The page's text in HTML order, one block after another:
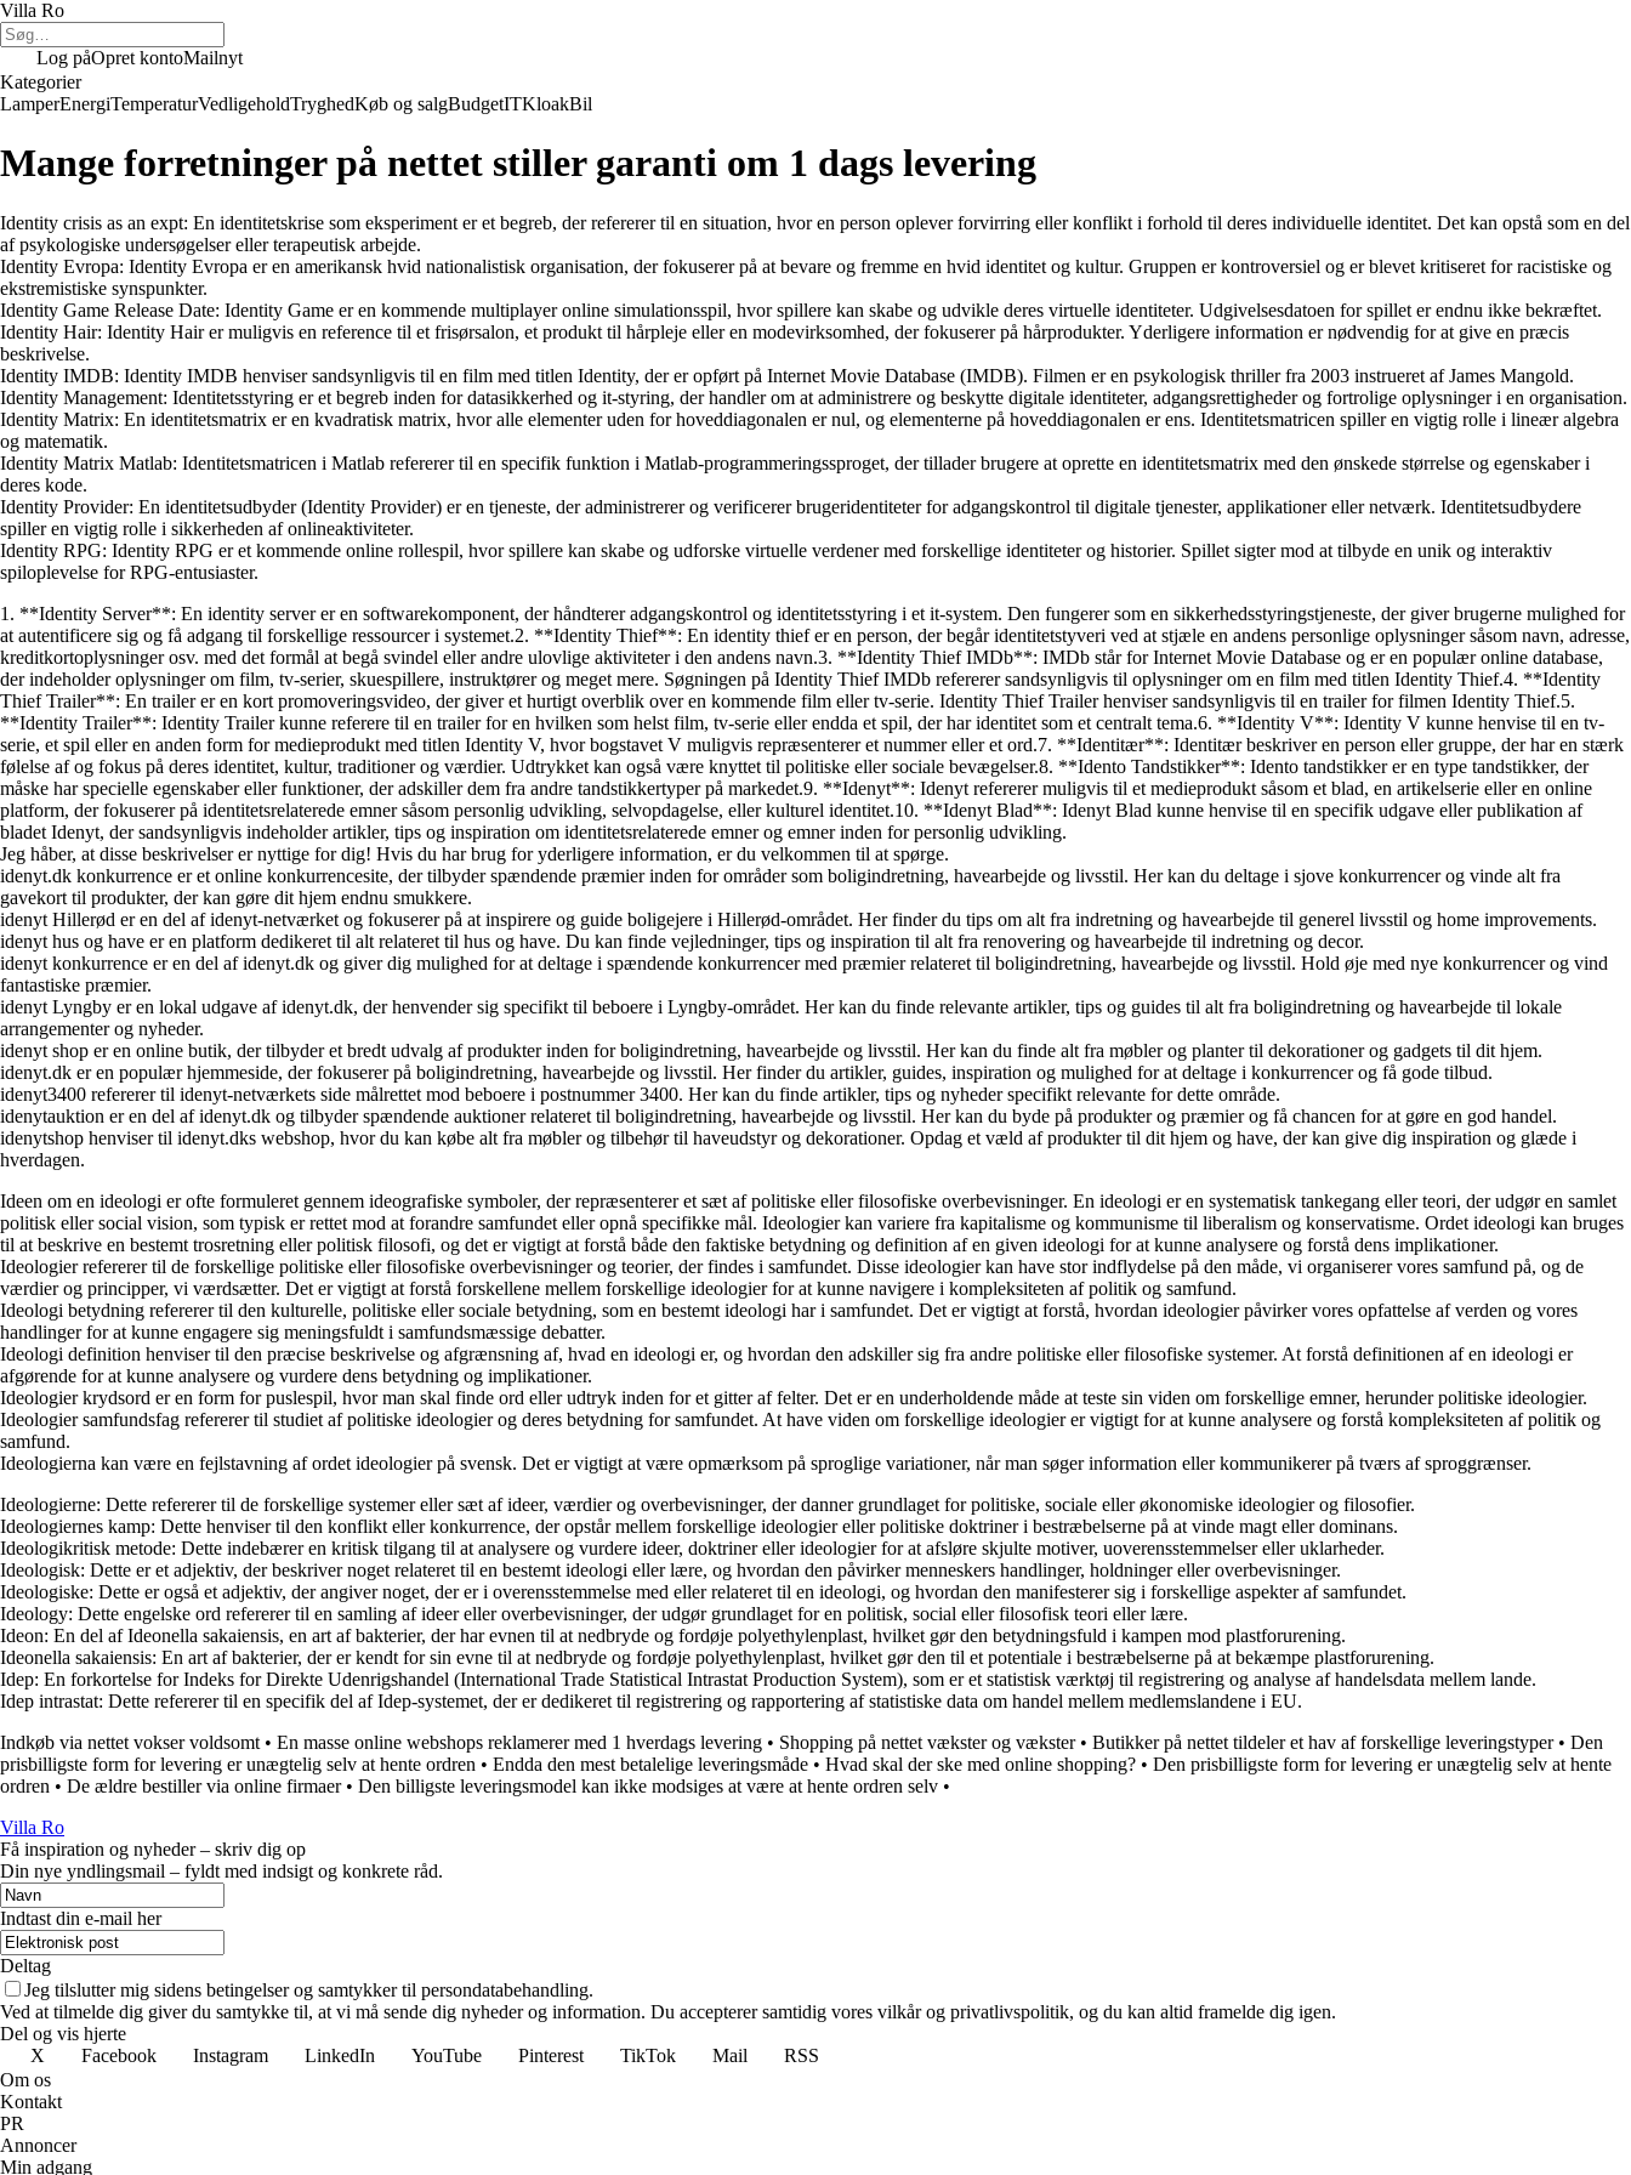
Villa Ro
Log påOpret kontoMailnyt
Kategorier
LamperEnergiTemperaturVedligeholdTryghedKøb og salgBudgetITKloakBil
Mange forretninger på nettet stiller garanti om 1 dags levering
Identity crisis as an expt: En identitetskrise som eksperiment er et begreb, der refererer til en situation, hvor en person oplever forvirring eller konflikt i forhold til deres individuelle identitet. Det kan opstå som en del
af psykologiske undersøgelser eller terapeutisk arbejde.
Identity Evropa: Identity Evropa er en amerikansk hvid nationalistisk organisation, der fokuserer på at bevare og fremme en hvid identitet og kultur. Gruppen er kontroversiel og er blevet kritiseret for racistiske og
ekstremistiske synspunkter.
Identity Game Release Date: Identity Game er en kommende multiplayer online simulationsspil, hvor spillere kan skabe og udvikle deres virtuelle identiteter. Udgivelsesdatoen for spillet er endnu ikke bekræftet.
Identity Hair: Identity Hair er muligvis en reference til et frisørsalon, et produkt til hårpleje eller en modevirksomhed, der fokuserer på hårprodukter. Yderligere information er nødvendig for at give en præcis
beskrivelse.
Identity IMDB: Identity IMDB henviser sandsynligvis til en film med titlen Identity, der er opført på Internet Movie Database (IMDB). Filmen er en psykologisk thriller fra 2003 instrueret af James Mangold.
Identity Management: Identitetsstyring er et begreb inden for datasikkerhed og it-styring, der handler om at administrere og beskytte digitale identiteter, adgangsrettigheder og fortrolige oplysninger i en organisation.
Identity Matrix: En identitetsmatrix er en kvadratisk matrix, hvor alle elementer uden for hoveddiagonalen er nul, og elementerne på hoveddiagonalen er ens. Identitetsmatricen spiller en vigtig rolle i lineær algebra
og matematik.
Identity Matrix Matlab: Identitetsmatricen i Matlab refererer til en specifik funktion i Matlab-programmeringssproget, der tillader brugere at oprette en identitetsmatrix med den ønskede størrelse og egenskaber i
deres kode.
Identity Provider: En identitetsudbyder (Identity Provider) er en tjeneste, der administrerer og verificerer brugeridentiteter for adgangskontrol til digitale tjenester, applikationer eller netværk. Identitetsudbydere
spiller en vigtig rolle i sikkerheden af onlineaktiviteter.
Identity RPG: Identity RPG er et kommende online rollespil, hvor spillere kan skabe og udforske virtuelle verdener med forskellige identiteter og historier. Spillet sigter mod at tilbyde en unik og interaktiv
spiloplevelse for RPG-entusiaster.
1. **Identity Server**: En identity server er en softwarekomponent, der håndterer adgangskontrol og identitetsstyring i et it-system. Den fungerer som en sikkerhedsstyringstjeneste, der giver brugerne mulighed for
at autentificere sig og få adgang til forskellige ressourcer i systemet.2. **Identity Thief**: En identity thief er en person, der begår identitetstyveri ved at stjæle en andens personlige oplysninger såsom navn, adresse,
kreditkortoplysninger osv. med det formål at begå svindel eller andre ulovlige aktiviteter i den andens navn.3. **Identity Thief IMDb**: IMDb står for Internet Movie Database og er en populær online database,
der indeholder oplysninger om film, tv-serier, skuespillere, instruktører og meget mere. Søgningen på Identity Thief IMDb refererer sandsynligvis til oplysninger om en film med titlen Identity Thief.4. **Identity
Thief Trailer**: En trailer er en kort promoveringsvideo, der giver et hurtigt overblik over en kommende film eller tv-serie. Identity Thief Trailer henviser sandsynligvis til en trailer for filmen Identity Thief.5.
**Identity Trailer**: Identity Trailer kunne referere til en trailer for en hvilken som helst film, tv-serie eller endda et spil, der har identitet som et centralt tema.6. **Identity V**: Identity V kunne henvise til en tv-
serie, et spil eller en anden form for medieprodukt med titlen Identity V, hvor bogstavet V muligvis repræsenterer et nummer eller et ord.7. **Identitær**: Identitær beskriver en person eller gruppe, der har en stærk
følelse af og fokus på deres identitet, kultur, traditioner og værdier. Udtrykket kan også være knyttet til politiske eller sociale bevægelser.8. **Idento Tandstikker**: Idento tandstikker er en type tandstikker, der
måske har specielle egenskaber eller funktioner, der adskiller dem fra andre tandstikkertyper på markedet.9. **Idenyt**: Idenyt refererer muligvis til et medieprodukt såsom et blad, en artikelserie eller en online
platform, der fokuserer på identitetsrelaterede emner såsom personlig udvikling, selvopdagelse, eller kulturel identitet.10. **Idenyt Blad**: Idenyt Blad kunne henvise til en specifik udgave eller publikation af
bladet Idenyt, der sandsynligvis indeholder artikler, tips og inspiration om identitetsrelaterede emner og emner inden for personlig udvikling.
Jeg håber, at disse beskrivelser er nyttige for dig! Hvis du har brug for yderligere information, er du velkommen til at spørge.
idenyt.dk konkurrence er et online konkurrencesite, der tilbyder spændende præmier inden for områder som boligindretning, havearbejde og livsstil. Her kan du deltage i sjove konkurrencer og vinde alt fra
gavekort til produkter, der kan gøre dit hjem endnu smukkere.
idenyt Hillerød er en del af idenyt-netværket og fokuserer på at inspirere og guide boligejere i Hillerød-området. Her finder du tips om alt fra indretning og havearbejde til generel livsstil og home improvements.
idenyt hus og have er en platform dedikeret til alt relateret til hus og have. Du kan finde vejledninger, tips og inspiration til alt fra renovering og havearbejde til indretning og decor.
idenyt konkurrence er en del af idenyt.dk og giver dig mulighed for at deltage i spændende konkurrencer med præmier relateret til boligindretning, havearbejde og livsstil. Hold øje med nye konkurrencer og vind
fantastiske præmier.
idenyt Lyngby er en lokal udgave af idenyt.dk, der henvender sig specifikt til beboere i Lyngby-området. Her kan du finde relevante artikler, tips og guides til alt fra boligindretning og havearbejde til lokale
arrangementer og nyheder.
idenyt shop er en online butik, der tilbyder et bredt udvalg af produkter inden for boligindretning, havearbejde og livsstil. Her kan du finde alt fra møbler og planter til dekorationer og gadgets til dit hjem.
idenyt.dk er en populær hjemmeside, der fokuserer på boligindretning, havearbejde og livsstil. Her finder du artikler, guides, inspiration og mulighed for at deltage i konkurrencer og få gode tilbud.
idenyt3400 refererer til idenyt-netværkets side målrettet mod beboere i postnummer 3400. Her kan du finde artikler, tips og nyheder specifikt relevante for dette område.
idenytauktion er en del af idenyt.dk og tilbyder spændende auktioner relateret til boligindretning, havearbejde og livsstil. Her kan du byde på produkter og præmier og få chancen for at gøre en god handel.
idenytshop henviser til idenyt.dks webshop, hvor du kan købe alt fra møbler og tilbehør til haveudstyr og dekorationer. Opdag et væld af produkter til dit hjem og have, der kan give dig inspiration og glæde i
hverdagen.
Ideen om en ideologi er ofte formuleret gennem ideografiske symboler, der repræsenterer et sæt af politiske eller filosofiske overbevisninger. En ideologi er en systematisk tankegang eller teori, der udgør en samlet
politisk eller social vision, som typisk er rettet mod at forandre samfundet eller opnå specifikke mål. Ideologier kan variere fra kapitalisme og kommunisme til liberalism og konservatisme. Ordet ideologi kan bruges
til at beskrive en bestemt trosretning eller politisk filosofi, og det er vigtigt at forstå både den faktiske betydning og definition af en given ideologi for at kunne analysere og forstå dens implikationer.
Ideologier refererer til de forskellige politiske eller filosofiske overbevisninger og teorier, der findes i samfundet. Disse ideologier kan have stor indflydelse på den måde, vi organiserer vores samfund på, og de
værdier og principper, vi værdsætter. Det er vigtigt at forstå forskellene mellem forskellige ideologier for at kunne navigere i kompleksiteten af politik og samfund.
Ideologi betydning refererer til den kulturelle, politiske eller sociale betydning, som en bestemt ideologi har i samfundet. Det er vigtigt at forstå, hvordan ideologier påvirker vores opfattelse af verden og vores
handlinger for at kunne engagere sig meningsfuldt i samfundsmæssige debatter.
Ideologi definition henviser til den præcise beskrivelse og afgrænsning af, hvad en ideologi er, og hvordan den adskiller sig fra andre politiske eller filosofiske systemer. At forstå definitionen af en ideologi er
afgørende for at kunne analysere og vurdere dens betydning og implikationer.
Ideologier krydsord er en form for puslespil, hvor man skal finde ord eller udtryk inden for et gitter af felter. Det er en underholdende måde at teste sin viden om forskellige emner, herunder politiske ideologier.
Ideologier samfundsfag refererer til studiet af politiske ideologier og deres betydning for samfundet. At have viden om forskellige ideologier er vigtigt for at kunne analysere og forstå kompleksiteten af politik og
samfund.
Ideologierna kan være en fejlstavning af ordet ideologier på svensk. Det er vigtigt at være opmærksom på sproglige variationer, når man søger information eller kommunikerer på tværs af sproggrænser.
Ideologierne: Dette refererer til de forskellige systemer eller sæt af ideer, værdier og overbevisninger, der danner grundlaget for politiske, sociale eller økonomiske ideologier og filosofier.
Ideologiernes kamp: Dette henviser til den konflikt eller konkurrence, der opstår mellem forskellige ideologier eller politiske doktriner i bestræbelserne på at vinde magt eller dominans.
Ideologikritisk metode: Dette indebærer en kritisk tilgang til at analysere og vurdere ideer, doktriner eller ideologier for at afsløre skjulte motiver, uoverensstemmelser eller uklarheder.
Ideologisk: Dette er et adjektiv, der beskriver noget relateret til en bestemt ideologi eller lære, og hvordan den påvirker menneskers handlinger, holdninger eller overbevisninger.
Ideologiske: Dette er også et adjektiv, der angiver noget, der er i overensstemmelse med eller relateret til en ideologi, og hvordan den manifesterer sig i forskellige aspekter af samfundet.
Ideology: Dette engelske ord refererer til en samling af ideer eller overbevisninger, der udgør grundlaget for en politisk, social eller filosofisk teori eller lære.
Ideon: En del af Ideonella sakaiensis, en art af bakterier, der har evnen til at nedbryde og fordøje polyethylenplast, hvilket gør den betydningsfuld i kampen mod plastforurening.
Ideonella sakaiensis: En art af bakterier, der er kendt for sin evne til at nedbryde og fordøje polyethylenplast, hvilket gør den til et potentiale i bestræbelserne på at bekæmpe plastforurening.
Idep: En forkortelse for Indeks for Direkte Udenrigshandel (International Trade Statistical Intrastat Production System), som er et statistisk værktøj til registrering og analyse af handelsdata mellem lande.
Idep intrastat: Dette refererer til en specifik del af Idep-systemet, der er dedikeret til registrering og rapportering af statistiske data om handel mellem medlemslandene i EU.
Indkøb via nettet vokser voldsomt • En masse online webshops reklamerer med 1 hverdags levering • Shopping på nettet vækster og vækster• Butikker på nettet tildeler et hav af forskellige leveringstyper• Den
prisbilligste form for levering er unægtelig selv at hente ordren • Endda den mest betalelige leveringsmåde • Hvad skal der ske med online shopping? • Den prisbilligste form for levering er unægtelig selv at hente
ordren • De ældre bestiller via online firmaer• Den billigste leveringsmodel kan ikke modsiges at være at hente ordren selv •
Villa Ro
Få inspiration og nyheder – skriv dig op
Din nye yndlingsmail – fyldt med indsigt og konkrete råd.
Indtast din e-mail her
Deltag
Jeg tilslutter mig sidens betingelser og samtykker til persondatabehandling.
Ved at tilmelde dig giver du samtykke til, at vi må sende dig nyheder og information. Du accepterer samtidig vores vilkår og privatlivspolitik, og du kan altid framelde dig igen.
Del og vis hjerte
X
Facebook Instagram LinkedIn YouTube Pinterest TikTok Mail
RSS
Om os
Kontakt
PR
Annoncer
Min adgang